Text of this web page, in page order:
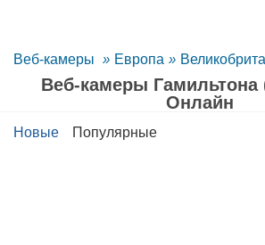
Веб-камеры » Европа »
Веб-камеры
Oнлайн
Новые Популярные